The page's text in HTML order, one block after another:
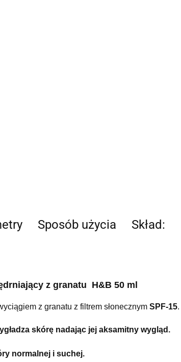
Sposób użycia Skład:
z granatu H&B 50 ml
z granatu z filtrem słonecznym SPF-15.
skórę nadając jej aksamitny wygląd.
normalnej i suchej.